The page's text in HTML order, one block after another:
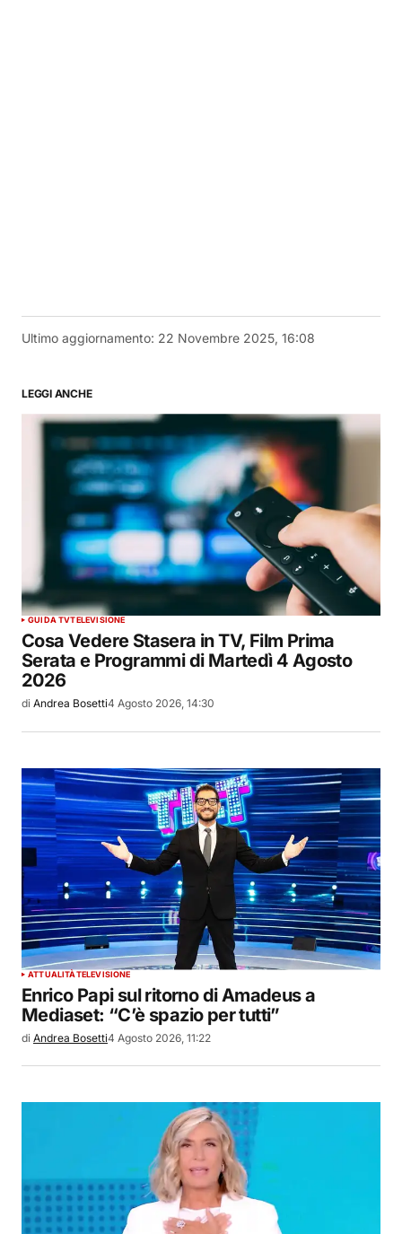
Ultimo aggiornamento: 22 Novembre 2025, 16:08
LEGGI ANCHE
GUIDA TVTELEVISIONE
Cosa Vedere Stasera in TV, Film Prima
Serata e Programmi di Martedì 4 Agosto
2026
di Andrea Bosetti4 Agosto 2026, 14:30
ATTUALITÀTELEVISIONE
Enrico Papi sul ritorno di Amadeus a
Mediaset: “C’è spazio per tutti”
di Andrea Bosetti4 Agosto 2026, 11:22